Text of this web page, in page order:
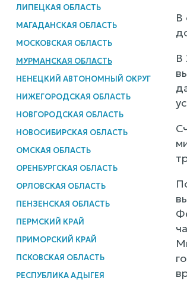
ЛИПЕЦКАЯ ОБЛАСТЬ
МАГАДАНСКАЯ ОБЛАСТЬ
МОСКОВСКАЯ ОБЛАСТЬ
МУРМАНСКАЯ ОБЛАСТЬ
НЕНЕЦКИЙ АВТОНОМНЫЙ ОКРУГ
НИЖЕГОРОДСКАЯ ОБЛАСТЬ
НОВГОРОДСКАЯ ОБЛАСТЬ
НОВОСИБИРСКАЯ ОБЛАСТЬ
ОМСКАЯ ОБЛАСТЬ
ОРЕНБУРГСКАЯ ОБЛАСТЬ
ОРЛОВСКАЯ ОБЛАСТЬ
ПЕНЗЕНСКАЯ ОБЛАСТЬ
ПЕРМСКИЙ КРАЙ
ПРИМОРСКИЙ КРАЙ
ПСКОВСКАЯ ОБЛАСТЬ
РЕСПУБЛИКА АДЫГЕЯ
В
В